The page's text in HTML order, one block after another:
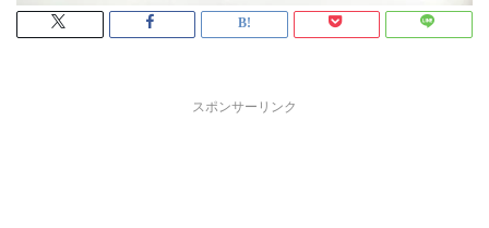
スポンサーリンク